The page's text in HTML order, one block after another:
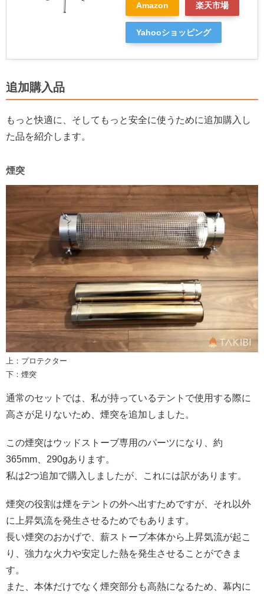
Amazon 楽天市場
Yahooショッピング
追加購入品
もっと快適に、そしてもっと安全に使うために追加購入し
た品を紹介します。
煙突
上：プロテクター
下：煙突
通常のセットでは、私が持っているテントで使用する際に
高さが足りないため、煙突を追加しました。
この煙突はウッドストーブ専用のパーツになり、約
365mm、290gあります。
私は2つ追加で購入しましたが、これには訳があります。
煙突の役割は煙をテントの外へ出すためですが、それ以外
に上昇気流を発生させるためでもあります。
長い煙突のおかげで、薪ストーブ本体から上昇気流が起こ
り、強力な火力や安定した熱を発生させることができま
す。
また、本体だけでなく煙突部分も高熱になるため、幕内に